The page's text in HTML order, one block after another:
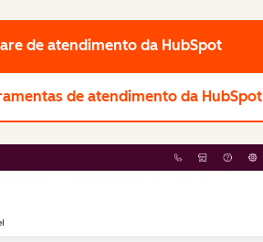
de atendimento da HubSpot
de atendimento da HubSpot